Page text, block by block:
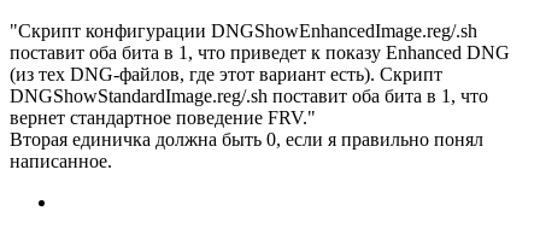
"Скрипт конфигурации DNGShowEnhancedImage.reg/.sh
поставит оба бита в 1, что приведет к показу Enhanced DNG
(из тех DNG-файлов, где этот вариант есть). Скрипт
DNGShowStandardImage.reg/.sh поставит оба бита в 1, что
вернет стандартное поведение FRV."
Вторая единичка должна быть 0, если я правильно понял
написанное.